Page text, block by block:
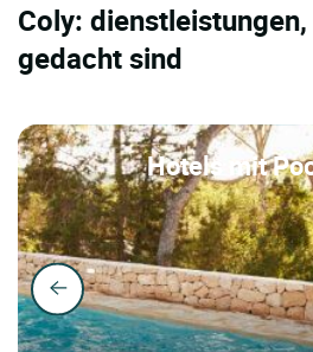
Coly:
gedacht sind
Hotels mit